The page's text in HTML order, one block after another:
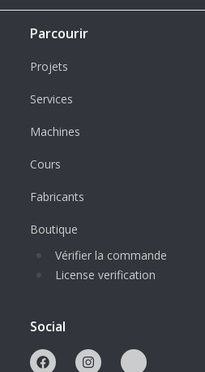
Parcourir
Projets
Services
Machines
Cours
Fabricants
Boutique
Vérifier la commande
License verification
Social